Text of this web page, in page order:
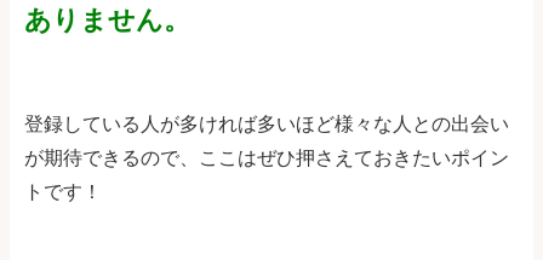
ありません。
登録している人が多ければ多いほど様々な人との出会い
が期待できるので、ここはぜひ押さえておきたいポイン
トです！